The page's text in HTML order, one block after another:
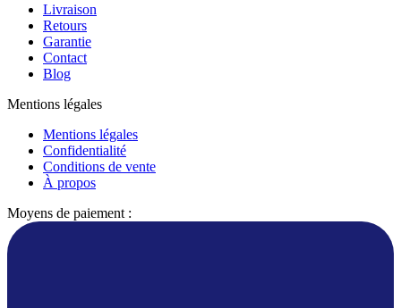
Livraison
Retours
Garantie
Contact
Blog
Mentions légales
Mentions légales
Confidentialité
Conditions de vente
À propos
Moyens de paiement :